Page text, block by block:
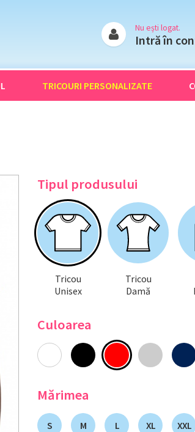
Nu ești logat.
Intră în
TRICOURI PERSONALIZATE
Tipul produsului
Tricou
Unisex
Tricou
Damă
Culoarea
Mărimea
S M L XL XXL